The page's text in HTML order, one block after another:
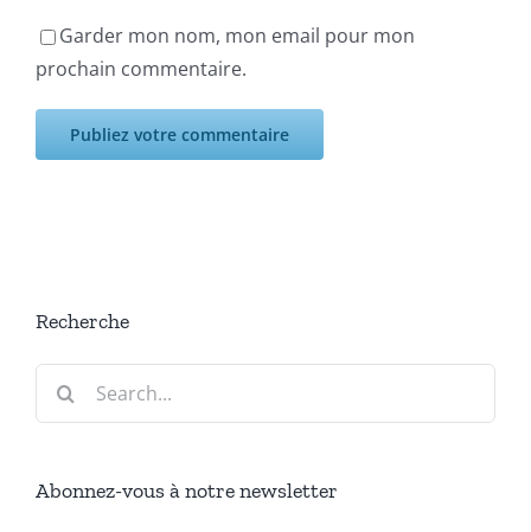
Garder mon nom, mon email pour mon
prochain commentaire.
Recherche
Search
Abonnez-vous à notre newsletter